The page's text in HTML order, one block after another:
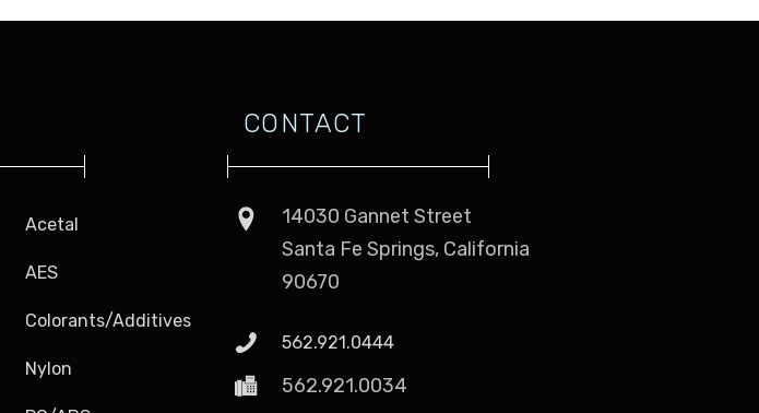
Acetal
AES
Colorants/Additives
Nylon
CONTACT
14030 Gannet Street
Santa Fe Springs, California
90670
562.921.0444
562.921.0034